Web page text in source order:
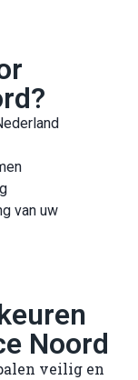
van uw
Noord
veilig en